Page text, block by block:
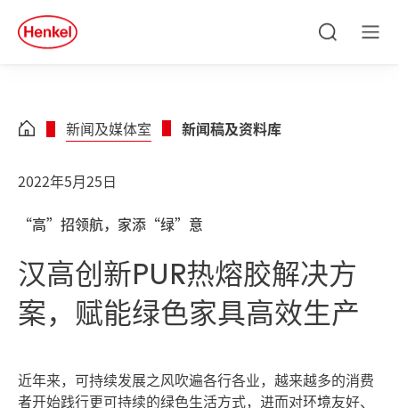
Skip to main content
Skip to footer
quick
search
新闻及媒体室 新闻稿及资料库
2022年5月25日
“高”招领航，家添“绿”意
汉高创新PUR热熔胶解决方
案，赋能绿色家具高效生产
近年来，可持续发展之风吹遍各行各业，越来越多的消费
者开始践行更可持续的绿色生活方式，进而对环境友好、